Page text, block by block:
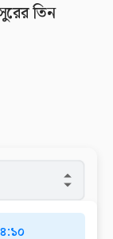
তিন
৪:১০